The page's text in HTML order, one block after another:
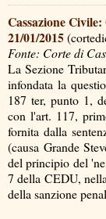
Cassazione
21/01/2015
Fonte: Corte di
La Sezione
infondata la
187 ter, punto 1,
con l'art. 117,
fornita dalla
(causa Grande
del principio del
7 della CEDU,
della sanzione